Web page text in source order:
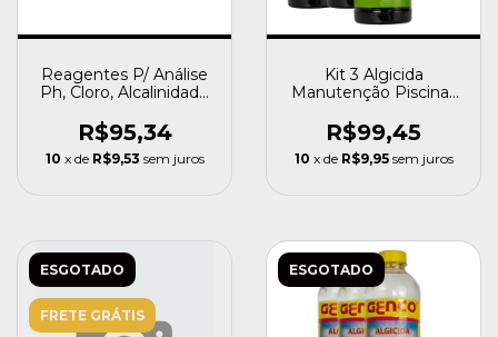
Reagentes P/ Análise
Ph, Cloro, Alcalinidade
R$95,34
10 x de R$9,53 sem juros
Kit 3 Algicida
Manutenção Piscinas
Água
R$99,45
10 x de R$9,95 sem juros
ESGOTADO
FRETE GRÁTIS
ESGOTADO